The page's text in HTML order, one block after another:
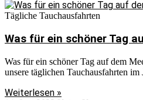
Tägliche Tauchausfahrten
Was für ein schöner Tag
Was für ein schöner Tag auf dem
unsere täglichen Tauchausfahrten
Weiterlesen »